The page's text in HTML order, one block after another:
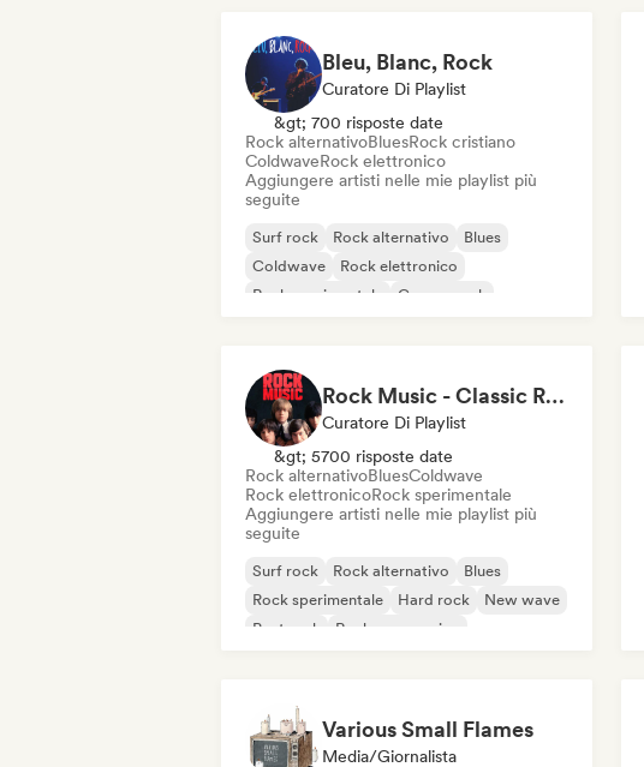
Bleu, Blanc, Rock
Curatore Di Playlist
&gt; 700 risposte date
Rock alternativoBluesRock cristiano
ColdwaveRock elettronico
Aggiungere artisti nelle mie playlist più
seguite
Surf rock Rock alternativo
Blues
Coldwave
Rock elettronico
Rock sperimentale
Garage rock
Rock Music - Classic Rock - Modern Rock
Curatore Di Playlist
&gt; 5700 risposte date
Rock alternativoBluesColdwave
Rock elettronicoRock sperimentale
Aggiungere artisti nelle mie playlist più
seguite
Surf rock Rock alternativo
Blues
Rock sperimentale
Hard rock
New wave
Post rock
Rock progressivo
Various Small Flames
Media/Giornalista